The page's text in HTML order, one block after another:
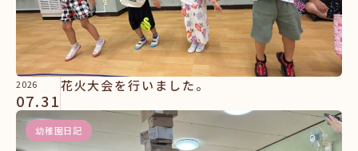
2026
07.31
花火大会を行いました。
幼稚園日記